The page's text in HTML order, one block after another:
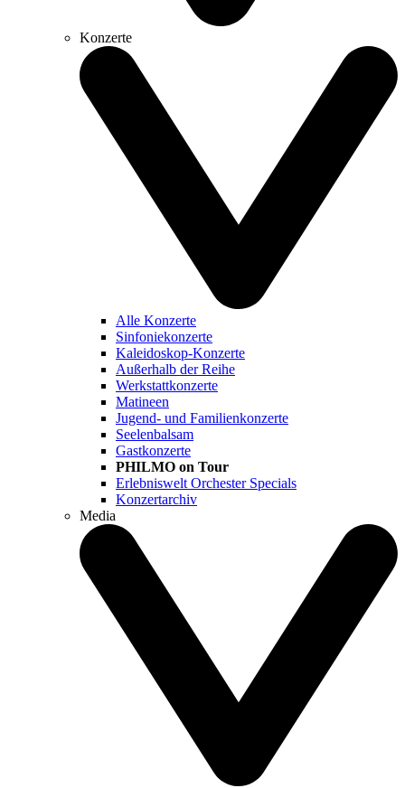
Konzerte
Alle Konzerte
Sinfoniekonzerte
Kaleidoskop-Konzerte
Außerhalb der Reihe
Werkstattkonzerte
Matineen
Jugend- und Familienkonzerte
Seelenbalsam
Gastkonzerte
PHILMO on Tour
Erlebniswelt Orchester Specials
Konzertarchiv
Media